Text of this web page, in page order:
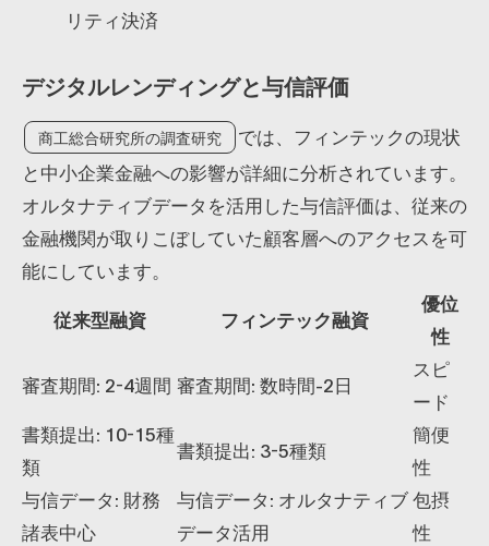
リティ決済
デジタルレンディングと与信評価
商工総合研究所の調査研究
では、フィンテックの現状
と中小企業金融への影響が詳細に分析されています。
オルタナティブデータを活用した与信評価は、従来の
金融機関が取りこぼしていた顧客層へのアクセスを可
能にしています。
従来型融資
フィンテック融資
優位
性
審査期間: 2-4週間 審査期間: 数時間-2日
スピ
ード
書類提出: 10-15種
類
書類提出: 3-5種類
簡便
性
与信データ: 財務
諸表中心
与信データ: オルタナティブ
データ活用
包摂
性